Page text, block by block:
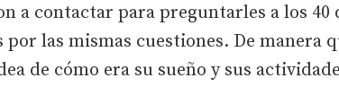
a contactar para preguntarles a los 40
por las mismas cuestiones. De manera
de cómo era su sueño y sus